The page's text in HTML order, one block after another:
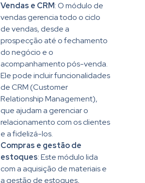
Vendas e CRM: O módulo de
vendas gerencia todo o ciclo
de vendas, desde a
prospecção até o fechamento
do negócio e o
acompanhamento pós-venda.
Ele pode incluir funcionalidades
de CRM (Customer
Relationship Management),
que ajudam a gerenciar o
relacionamento com os clientes
e a fidelizá-los.
Compras e gestão de
estoques: Este módulo lida
com a aquisição de materiais e
a gestão de estoques,